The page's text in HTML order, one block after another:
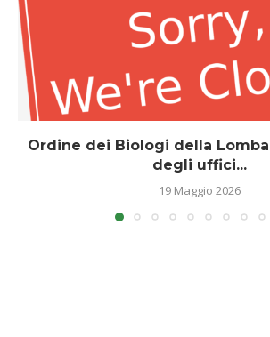
Ordine dei Biologi della
degli uffici...
19 Maggio 2026